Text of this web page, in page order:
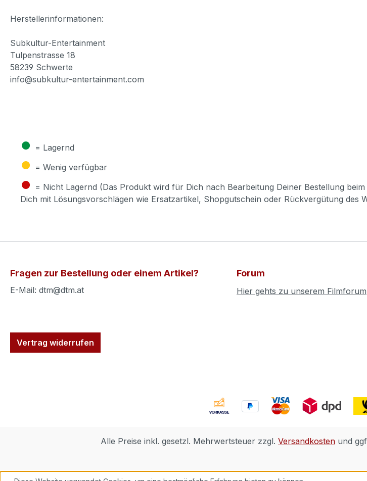
Herstellerinformationen:
Subkultur-Entertainment
Tulpenstrasse 18
58239 Schwerte
info@subkultur-entertainment.com
● = Lagernd
● = Wenig verfügbar
● = Nicht Lagernd (Das Produkt wird für Dich nach Bearbeitung Deiner Bestellung
Dich mit Lösungsvorschlägen wie Ersatzartikel, Shopgutschein oder Rückvergütung des
Fragen zur Bestellung oder einem Artikel?
E-Mail: dtm@dtm.at
Vertrag widerrufen
Forum
Hier gehts zu unserem Filmforum
Alle Preise inkl. gesetzl. Mehrwertsteuer zzgl. Versandkosten und